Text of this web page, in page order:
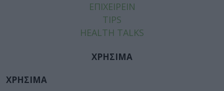
ΕΠΙΧΕΙΡΕΙΝ
TIPS
HEALTH TALKS
ΧΡΗΣΙΜΑ
ΧΡΗΣΙΜΑ